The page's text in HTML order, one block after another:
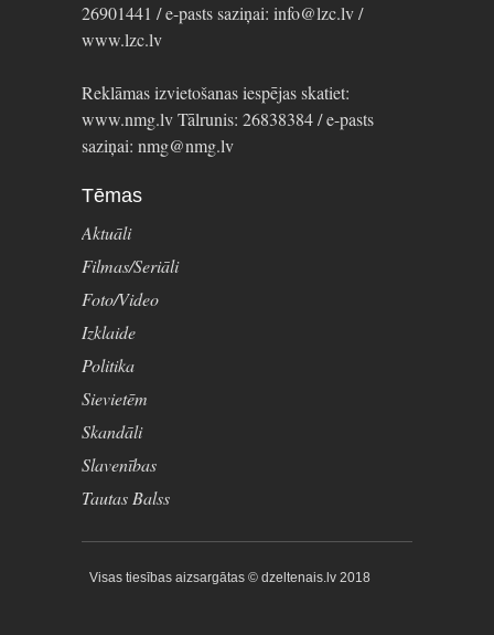
26901441 / e-pasts saziņai: info@lzc.lv /
www.lzc.lv
Reklāmas izvietošanas iespējas skatiet:
www.nmg.lv Tālrunis: 26838384 / e-pasts
saziņai: nmg@nmg.lv
Tēmas
Aktuāli
Filmas/Seriāli
Foto/Video
Izklaide
Politika
Sievietēm
Skandāli
Slavenības
Tautas Balss
Visas tiesības aizsargātas © dzeltenais.lv 2018